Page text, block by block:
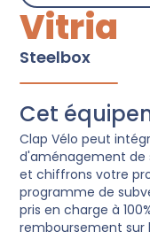
Vitria
Steelbox
Cet
Clap Vélo peut
d'aménagement de
et chiffrons votre
programme de
pris en charge à
remboursement